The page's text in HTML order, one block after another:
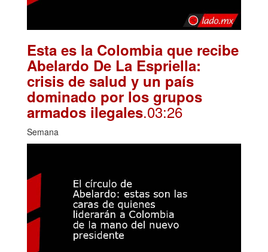
Esta es la Colombia que recibe
Abelardo De La Espriella:
crisis de salud y un país
dominado por los grupos
armados ilegales.03:26
Semana